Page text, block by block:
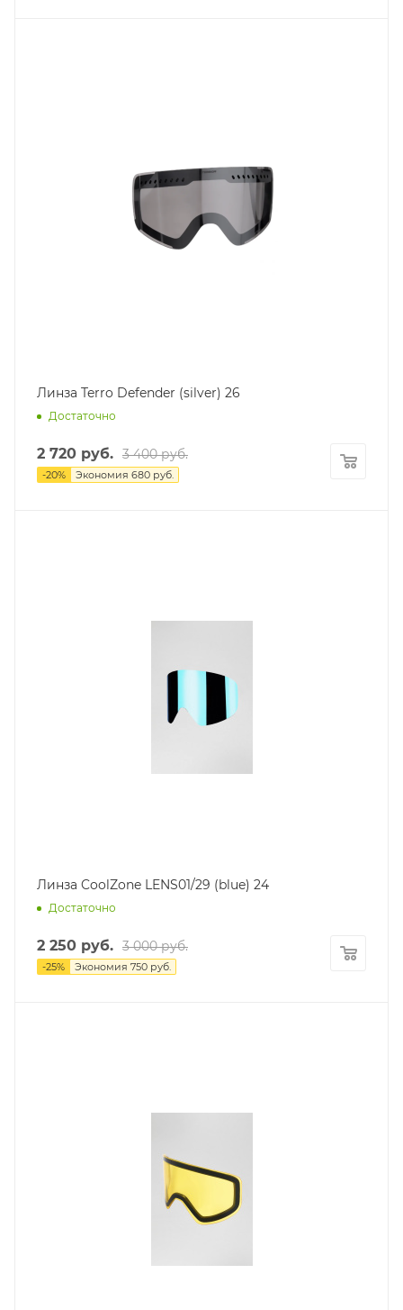
Линза Terro Defender (silver) 26
Достаточно
2 720 руб. 3 400руб.
-20% Экономия 680 руб.
Линза CoolZone LENS01/29 (blue) 24
Достаточно
2 250 руб. 3 000руб.
-25% Экономия 750 руб.